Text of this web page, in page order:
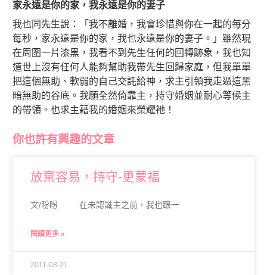
家永遠是你的家，我永遠是你的妻子
我也同先生說：「我不離婚，我會珍惜與你在一起的每分
每秒，家永遠是你的家，我也永遠是你的妻子。」雖然現
在周圍一片漆黑，我看不到先生任何的回轉跡象，我也知
道世上沒有任何人能夠幫助我帶先生回歸家庭，但我單單
把這個無助、軟弱的自己交託給神，求主引領我走過這黑
暗無助的谷底。我願全然倚靠主，持守婚姻並耐心等候主
的帶領。也求主藉我的婚姻來榮耀祂！
你也許有興趣的文章
放棄容易，持守-更蒙福
文/盼盼 在未認識主之前，我也跟一
閱讀更多 »
2011-08-21